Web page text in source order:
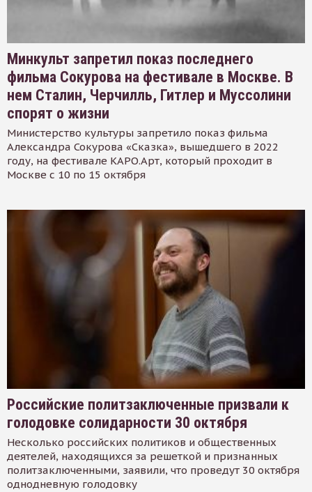
Минкульт запретил показ последнего
фильма Сокурова на фестивале в Москве. В
нем Сталин, Черчилль, Гитлер и Муссолини
спорят о жизни
Министерство культуры запретило показ фильма
Александра Сокурова «Сказка», вышедшего в 2022
году, на фестивале КАРО.Арт, который проходит в
Москве с 10 по 15 октября
Российские политзаключенные призвали к
голодовке солидарности 30 октября
Несколько российских политиков и общественных
деятелей, находящихся за решеткой и признанных
политзаключенными, заявили, что проведут 30 октября
однодневную голодовку